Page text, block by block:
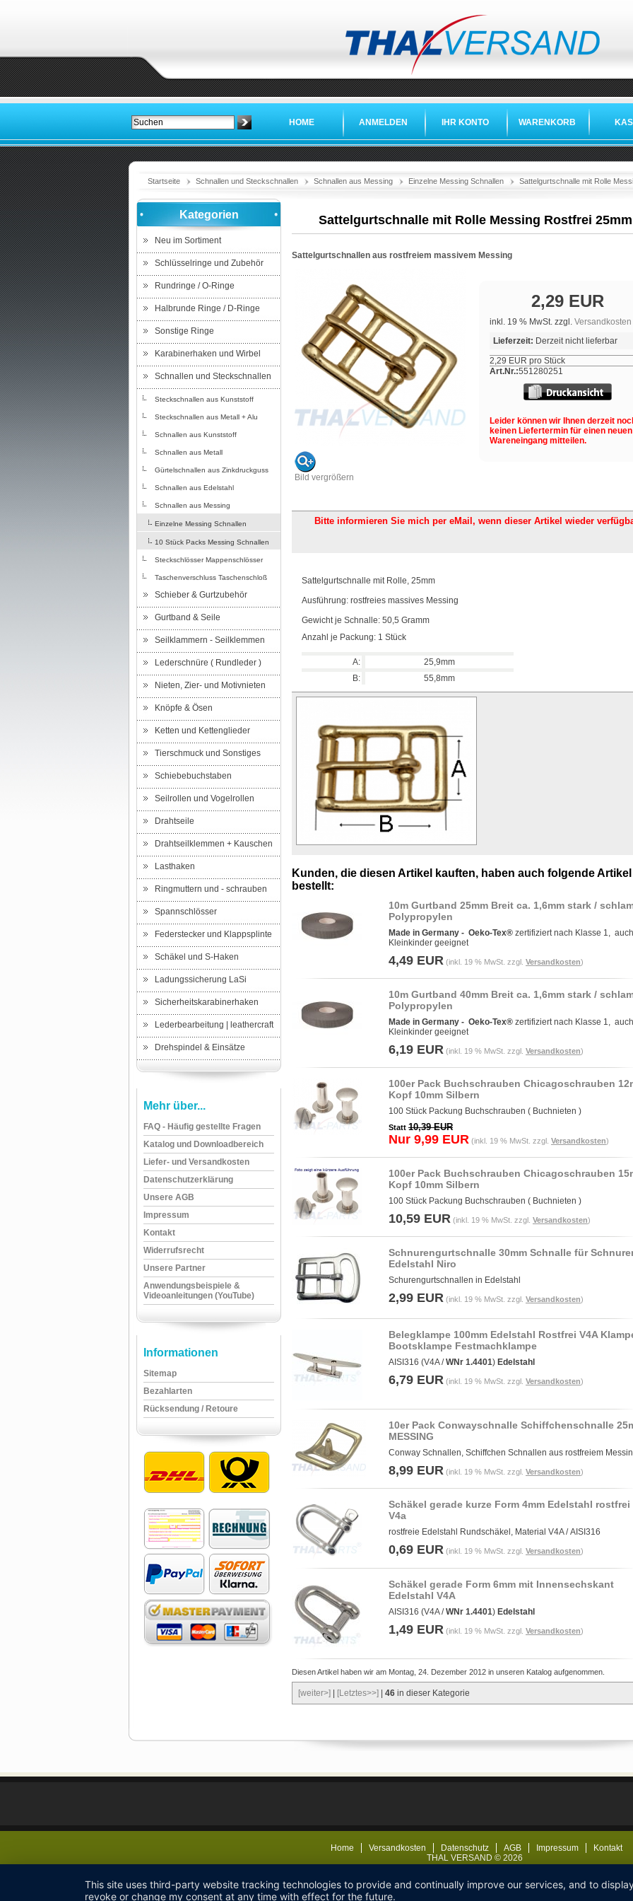
HOME ANMELDEN IHR KONTO WARENKORB
Startseite Schnallen und Steckschnallen Schnallen aus Messing Einzelne Messing Schnallen Sattelgurtschnalle mit Rolle
Kategorien
Neu im Sortiment
Schlüsselringe und Zubehör
Rundringe / O-Ringe
Halbrunde Ringe / D-Ringe
Sonstige Ringe
Karabinerhaken und Wirbel
Schnallen und Steckschnallen
Steckschnallen aus Kunststoff
Steckschnallen aus Metall + Alu
Schnallen aus Kunststoff
Schnallen aus Metall
Gürtelschnallen aus Zinkdruckguss
Schnallen aus Edelstahl
Schnallen aus Messing
Einzelne Messing Schnallen
10 Stück Packs Messing Schnallen
Steckschlösser Mappenschlösser
Taschenverschluss Taschenschloß
Schieber & Gurtzubehör
Gurtband & Seile
Seilklammern - Seilklemmen
Lederschnüre ( Rundleder )
Nieten, Zier- und Motivnieten
Knöpfe & Ösen
Ketten und Kettenglieder
Tierschmuck und Sonstiges
Schiebebuchstaben
Seilrollen und Vogelrollen
Drahtseile
Drahtseilklemmen + Kauschen
Lasthaken
Ringmuttern und - schrauben
Spannschlösser
Federstecker und Klappsplinte
Schäkel und S-Haken
Ladungssicherung LaSi
Sicherheitskarabinerhaken
Lederbearbeitung | leathercraft
Drehspindel & Einsätze
Mehr über...
FAQ - Häufig gestellte Fragen
Katalog und Downloadbereich
Liefer- und Versandkosten
Datenschutzerklärung
Unsere AGB
Impressum
Kontakt
Widerrufsrecht
Unsere Partner
Anwendungsbeispiele &
Videoanleitungen (YouTube)
Informationen
Sitemap
Bezahlarten
Rücksendung / Retoure
Sattelgurtschnalle mit Rolle Messing Rostfrei 25mm
Sattelgurtschnallen aus rostfreiem massivem Messing
Bild vergrößern
2,29 EUR
inkl. 19 % MwSt. zzgl. Versandkosten
Lieferzeit: Derzeit nicht lieferbar
2,29 EUR pro Stück
Art.Nr.:551280251
Leider können wir Ihnen derzeit
keinen Liefertermin für einen neuen
Wareneingang mitteilen.
Bitte informieren Sie mich per eMail, wenn dieser Artikel wieder
Sattelgurtschnalle mit Rolle, 25mm
Ausführung: rostfreies massives Messing
Gewicht je Schnalle: 50,5 Gramm
Anzahl je Packung: 1 Stück
A:
25,9mm
B:
55,8mm
Kunden, die diesen Artikel kauften, haben auch folgende Artikel
bestellt:
10m Gurtband 25mm Breit ca. 1,6mm stark /
Polypropylen
Made in Germany - Oeko-Tex® zertifiziert nach Klasse 1,
Kleinkinder geeignet
4,49 EUR (inkl. 19 % MwSt. zzgl. Versandkosten)
10m Gurtband 40mm Breit ca. 1,6mm stark /
Polypropylen
Made in Germany - Oeko-Tex® zertifiziert nach Klasse 1,
Kleinkinder geeignet
6,19 EUR (inkl. 19 % MwSt. zzgl. Versandkosten)
100er Pack Buchschrauben Chicagoschrauben
Kopf 10mm Silbern
100 Stück Packung Buchschrauben ( Buchnieten )
Statt 10,39 EUR
Nur 9,99 EUR (inkl. 19 % MwSt. zzgl. Versandkosten)
100er Pack Buchschrauben Chicagoschrauben
Kopf 10mm Silbern
100 Stück Packung Buchschrauben ( Buchnieten )
10,59 EUR (inkl. 19 % MwSt. zzgl. Versandkosten)
Schnurengurtschnalle 30mm Schnalle für
Edelstahl Niro
Schurengurtschnallen in Edelstahl
2,99 EUR (inkl. 19 % MwSt. zzgl. Versandkosten)
Belegklampe 100mm Edelstahl Rostfrei V4A
Bootsklampe Festmachklampe
AISI316 (V4A /WNr 1.4401) Edelstahl
6,79 EUR (inkl. 19 % MwSt. zzgl. Versandkosten)
10er Pack Conwayschnalle Schiffchenschnalle
MESSING
Conway Schnallen, Schiffchen Schnallen aus rostfreiem
8,99 EUR (inkl. 19 % MwSt. zzgl. Versandkosten)
Schäkel gerade kurze Form 4mm Edelstahl rostfrei
V4a
rostfreie Edelstahl Rundschäkel, Material V4A / AISI316
0,69 EUR (inkl. 19 % MwSt. zzgl. Versandkosten)
Schäkel gerade Form 6mm mit Innensechskant
Edelstahl V4A
AISI316 (V4A /WNr 1.4401) Edelstahl
1,49 EUR (inkl. 19 % MwSt. zzgl. Versandkosten)
Diesen Artikel haben wir am Montag, 24. Dezember 2012 in unseren Katalog aufgenommen.
[weiter>] [Letztes>>] 46 in dieser Kategorie
Home Versandkosten Datenschutz AGB Impressum
Kontakt
THAL VERSAND © 2026
This site uses third-party website tracking technologies to provide and continually improve our services, and to
revoke or change my consent at any time with effect for the future.